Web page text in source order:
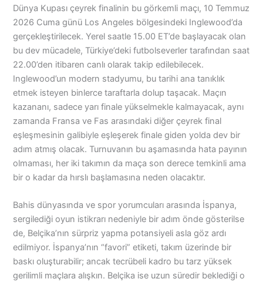
Dünya Kupası çeyrek finalinin bu görkemli maçı, 10 Temmuz
2026 Cuma günü Los Angeles bölgesindeki Inglewood’da
gerçekleştirilecek. Yerel saatle 15.00 ET’de başlayacak olan
bu dev mücadele, Türkiye’deki futbolseverler tarafından saat
22.00’den itibaren canlı olarak takip edilebilecek.
Inglewood’un modern stadyumu, bu tarihi ana tanıklık
etmek isteyen binlerce taraftarla dolup taşacak. Maçın
kazananı, sadece yarı finale yükselmekle kalmayacak, aynı
zamanda Fransa ve Fas arasındaki diğer çeyrek final
eşleşmesinin galibiyle eşleşerek finale giden yolda dev bir
adım atmış olacak. Turnuvanın bu aşamasında hata payının
olmaması, her iki takımın da maça son derece temkinli ama
bir o kadar da hırslı başlamasına neden olacaktır.
Bahis dünyasında ve spor yorumcuları arasında İspanya,
sergilediği oyun istikrarı nedeniyle bir adım önde gösterilse
de, Belçika’nın sürpriz yapma potansiyeli asla göz ardı
edilmiyor. İspanya’nın “favori” etiketi, takım üzerinde bir
baskı oluşturabilir; ancak tecrübeli kadro bu tarz yüksek
gerilimli maçlara alışkın. Belçika ise uzun süredir beklediği o